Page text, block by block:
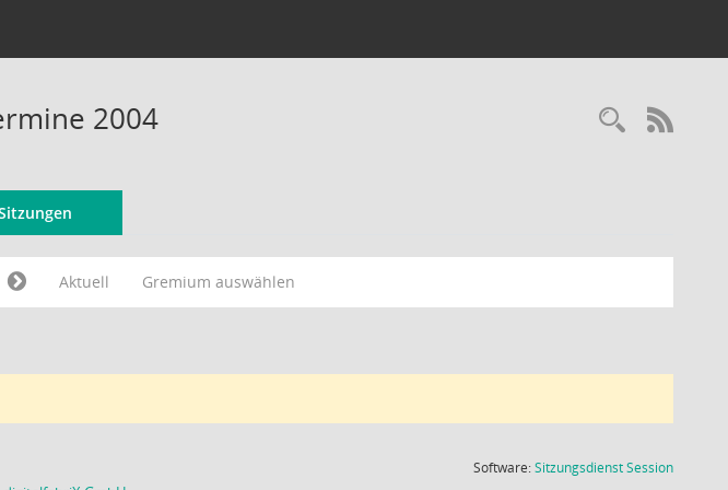
2004
Aktuell Gremium auswählen
Software:SitzungsdienstSession(Wird in